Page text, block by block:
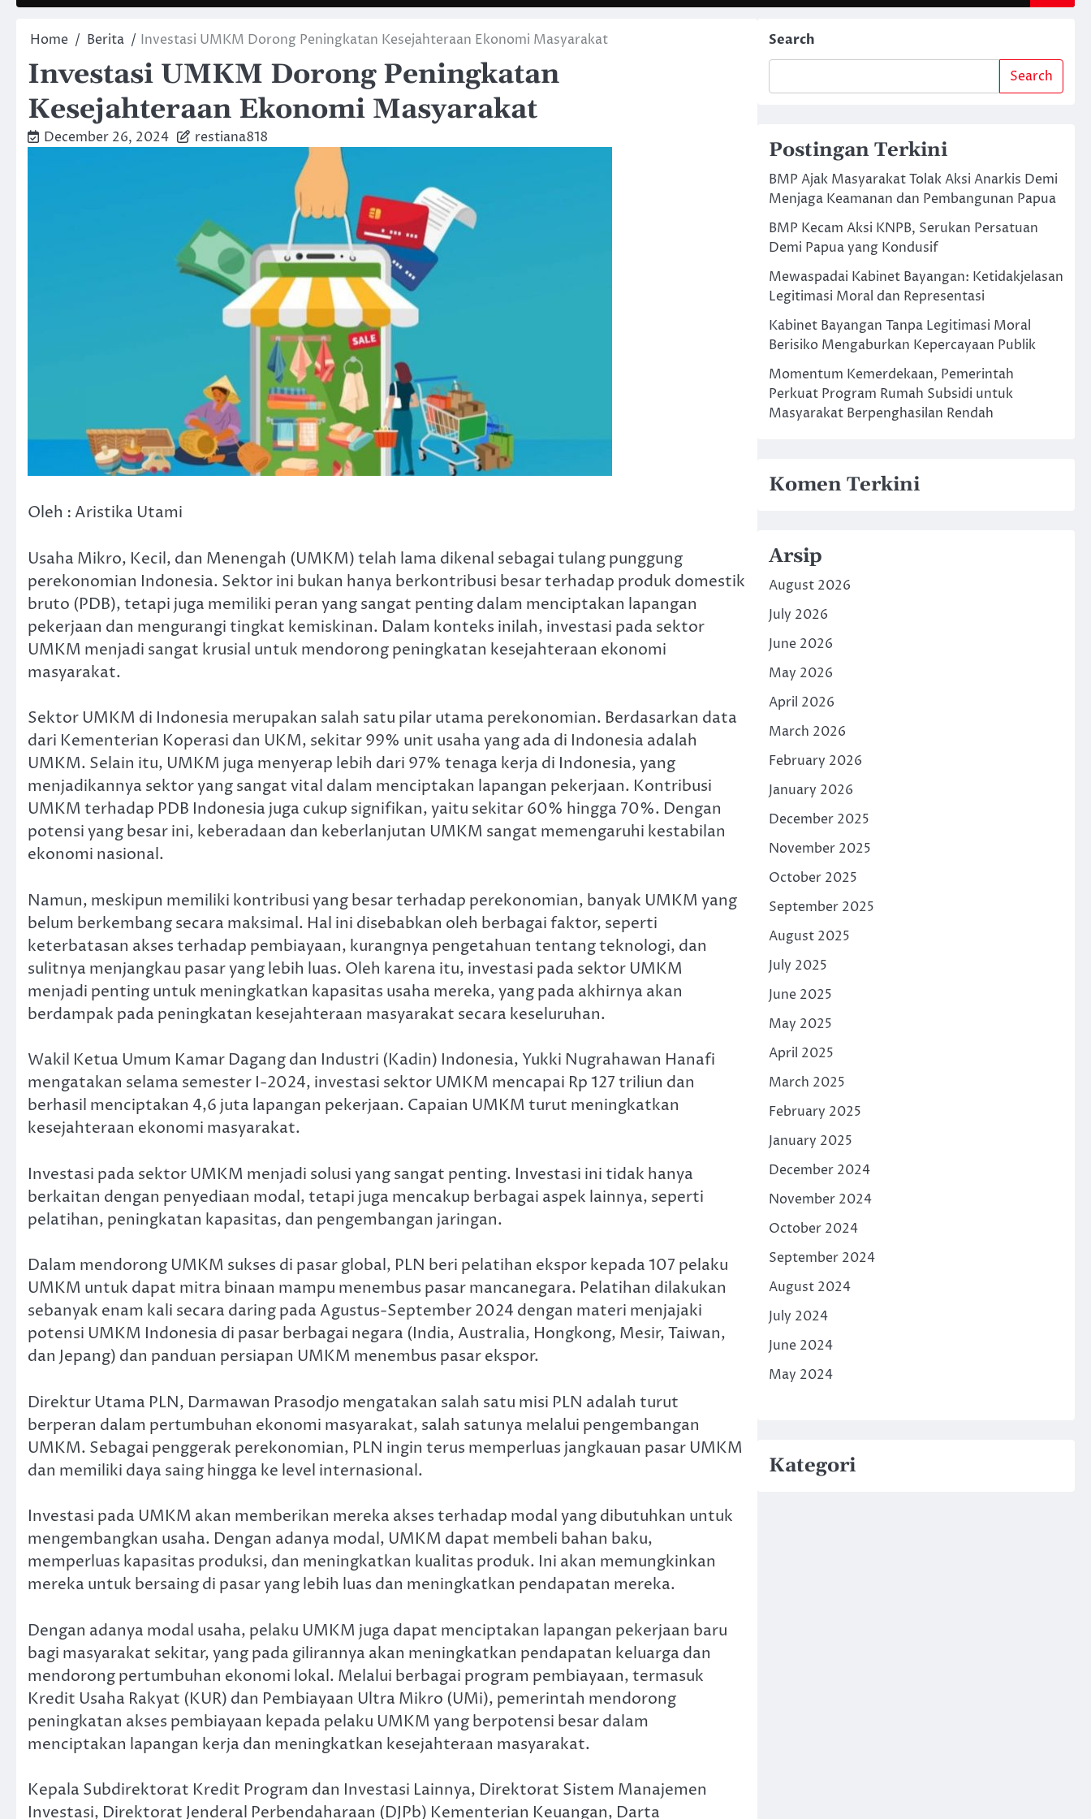
Home Berita Investasi UMKM Dorong Peningkatan Kesejahteraan Ekonomi Masyarakat
Investasi UMKM Dorong Peningkatan
Kesejahteraan Ekonomi Masyarakat
December 26, 2024 restiana818
Oleh : Aristika Utami
Usaha Mikro, Kecil, dan Menengah (UMKM) telah lama dikenal sebagai tulang punggung
perekonomian Indonesia. Sektor ini bukan hanya berkontribusi besar terhadap produk domestik
bruto (PDB), tetapi juga memiliki peran yang sangat penting dalam menciptakan lapangan
pekerjaan dan mengurangi tingkat kemiskinan. Dalam konteks inilah, investasi pada sektor
UMKM menjadi sangat krusial untuk mendorong peningkatan kesejahteraan ekonomi
masyarakat.
Sektor UMKM di Indonesia merupakan salah satu pilar utama perekonomian. Berdasarkan data
dari Kementerian Koperasi dan UKM, sekitar 99% unit usaha yang ada di Indonesia adalah
UMKM. Selain itu, UMKM juga menyerap lebih dari 97% tenaga kerja di Indonesia, yang
menjadikannya sektor yang sangat vital dalam menciptakan lapangan pekerjaan. Kontribusi
UMKM terhadap PDB Indonesia juga cukup signifikan, yaitu sekitar 60% hingga 70%. Dengan
potensi yang besar ini, keberadaan dan keberlanjutan UMKM sangat memengaruhi kestabilan
ekonomi nasional.
Namun, meskipun memiliki kontribusi yang besar terhadap perekonomian, banyak UMKM yang
belum berkembang secara maksimal. Hal ini disebabkan oleh berbagai faktor, seperti
keterbatasan akses terhadap pembiayaan, kurangnya pengetahuan tentang teknologi, dan
sulitnya menjangkau pasar yang lebih luas. Oleh karena itu, investasi pada sektor UMKM
menjadi penting untuk meningkatkan kapasitas usaha mereka, yang pada akhirnya akan
berdampak pada peningkatan kesejahteraan masyarakat secara keseluruhan.
Wakil Ketua Umum Kamar Dagang dan Industri (Kadin) Indonesia, Yukki Nugrahawan Hanafi
mengatakan selama semester I-2024, investasi sektor UMKM mencapai Rp 127 triliun dan
berhasil menciptakan 4,6 juta lapangan pekerjaan. Capaian UMKM turut meningkatkan
kesejahteraan ekono­mi masyarakat.
Investasi pada sektor UMKM menjadi solusi yang sangat penting. Investasi ini tidak hanya
berkaitan dengan penyediaan modal, tetapi juga mencakup berbagai aspek lainnya, seperti
pelatihan, peningkatan kapasitas, dan pengembangan jaringan.
Dalam mendorong UMKM sukses di pasar global, PLN beri pelatihan ekspor kepada 107 pelaku
UMKM untuk dapat mitra binaan mampu menembus pasar mancanegara. Pelatihan dilakukan
sebanyak enam kali secara daring pada Agustus-September 2024 dengan materi menjajaki
potensi UMKM Indonesia di pasar berbagai negara (India, Australia, Hongkong, Mesir, Taiwan,
dan Jepang) dan panduan persiapan UMKM menembus pasar ekspor.
Direktur Utama PLN, Darmawan Prasodjo mengatakan salah satu misi PLN adalah turut
berperan dalam pertumbuhan ekonomi masyarakat, salah satunya melalui pengembangan
UMKM. Sebagai penggerak perekonomian, PLN ingin terus memperluas jangkauan pasar UMKM
dan memiliki daya saing hingga ke level internasional.
Investasi pada UMKM akan memberikan mereka akses terhadap modal yang dibutuhkan untuk
mengembangkan usaha. Dengan adanya modal, UMKM dapat membeli bahan baku,
memperluas kapasitas produksi, dan meningkatkan kualitas produk. Ini akan memungkinkan
mereka untuk bersaing di pasar yang lebih luas dan meningkatkan pendapatan mereka.
Dengan adanya modal usaha, pelaku UMKM juga dapat menciptakan lapangan pekerjaan baru
bagi masyarakat sekitar, yang pada gilirannya akan meningkatkan pendapatan keluarga dan
mendorong pertumbuhan ekonomi lokal. Melalui berbagai program pembiayaan, termasuk
Kredit Usaha Rakyat (KUR) dan Pembiayaan Ultra Mikro (UMi), pemerintah mendorong
peningkatan akses pembiayaan kepada pelaku UMKM yang berpotensi besar dalam
menciptakan lapangan kerja dan meningkatkan kesejahteraan masyarakat.
Kepala Subdirektorat Kredit Program dan Investasi Lainnya, Direktorat Sistem Manajemen
Investasi, Direktorat Jenderal Perbendaharaan (DJPb) Kementerian Keuangan, Darta
Search
Search
Postingan Terkini
BMP Ajak Masyarakat Tolak Aksi Anarkis Demi
Menjaga Keamanan dan Pembangunan Papua
BMP Kecam Aksi KNPB, Serukan Persatuan
Demi Papua yang Kondusif
Mewaspadai Kabinet Bayangan: Ketidakjelasan
Legitimasi Moral dan Representasi
Kabinet Bayangan Tanpa Legitimasi Moral
Berisiko Mengaburkan Kepercayaan Publik
Momentum Kemerdekaan, Pemerintah
Perkuat Program Rumah Subsidi untuk
Masyarakat Berpenghasilan Rendah
Komen Terkini
Arsip
August 2026
July 2026
June 2026
May 2026
April 2026
March 2026
February 2026
January 2026
December 2025
November 2025
October 2025
September 2025
August 2025
July 2025
June 2025
May 2025
April 2025
March 2025
February 2025
January 2025
December 2024
November 2024
October 2024
September 2024
August 2024
July 2024
June 2024
May 2024
Kategori